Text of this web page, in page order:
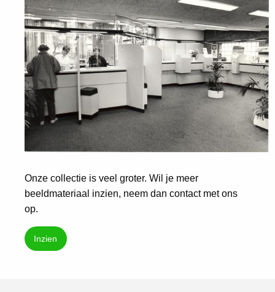
Onze collectie is veel groter. Wil je meer
beeldmateriaal inzien, neem dan contact met ons
op.
Inzien